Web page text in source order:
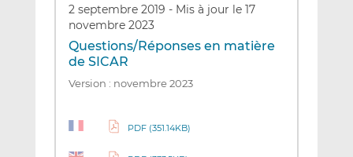
2 septembre 2019 - Mis à jour le 17
novembre 2023
Questions/Réponses en matière
de SICAR
Version : novembre 2023
PDF (351.14KB)